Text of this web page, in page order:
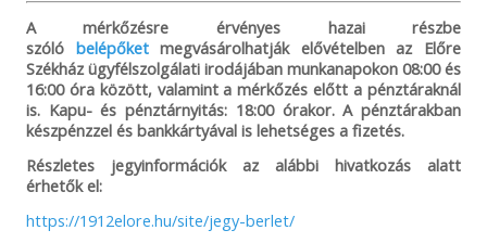
A mérkőzésre érvényes hazai részbe
szóló belépőketmegvásárolhatják elővételben az Előre
Székház ügyfélszolgálati irodájában munkanapokon 08:00 és
16:00 óra között, valamint a mérkőzés előtt a pénztáraknál
is. Kapu- és pénztárnyitás: 18:00 órakor. A pénztárakban
készpénzzel és bankkártyával is lehetséges a fizetés.
Részletes jegyinformációk az alábbi hivatkozás alatt
érhetők el:
https://1912elore.hu/site/jegy-berlet/